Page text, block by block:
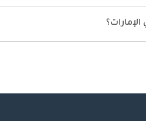
36,500.